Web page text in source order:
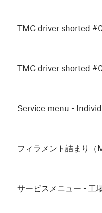
TMC driver shorted
TMC driver shorted
Service menu -
フィラメント詰まり（
サービスメニュー - 工